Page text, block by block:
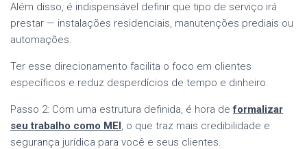
Além disso, é indispensável definir que tipo de serviço irá
prestar — instalações residenciais, manutenções prediais ou
automações.
Ter esse direcionamento facilita o foco em clientes
específicos e reduz desperdícios de tempo e dinheiro.
Passo 2: Com uma estrutura definida, é hora deformalizar
seu trabalho como MEI, o que traz mais credibilidade e
segurança jurídica para você e seus clientes.